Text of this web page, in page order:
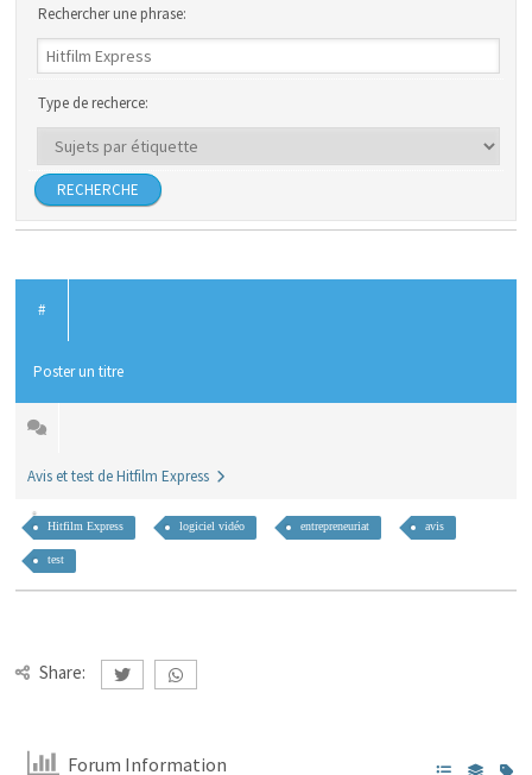
Rechercher une phrase:
Type de recherce:
#
Poster un titre
Avis et test de Hitfilm Express
Hitfilm Express logiciel vidéo entrepreneuriat avis
test
Share:
Forum Information